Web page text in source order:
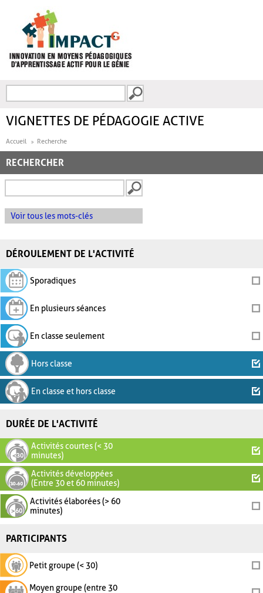
FORMULAIRE DE
VIGNETTES DE PÉDAGOGIE ACTIVE
Accueil Recherche
RECHERCHER
Voir tous les mots-clés
DÉROULEMENT DE L'ACTIVITÉ
Sporadiques
En plusieurs séances
En classe seulement
Hors classe
En classe et hors classe
DURÉE DE L'ACTIVITÉ
Activités courtes (< 30
minutes)
Activités développées
(Entre 30 et 60 minutes)
Activités élaborées (> 60
minutes)
PARTICIPANTS
Petit groupe (< 30)
Moyen groupe (entre 30